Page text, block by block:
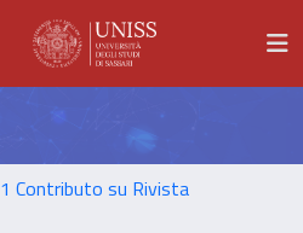
1 Contributo su Rivista